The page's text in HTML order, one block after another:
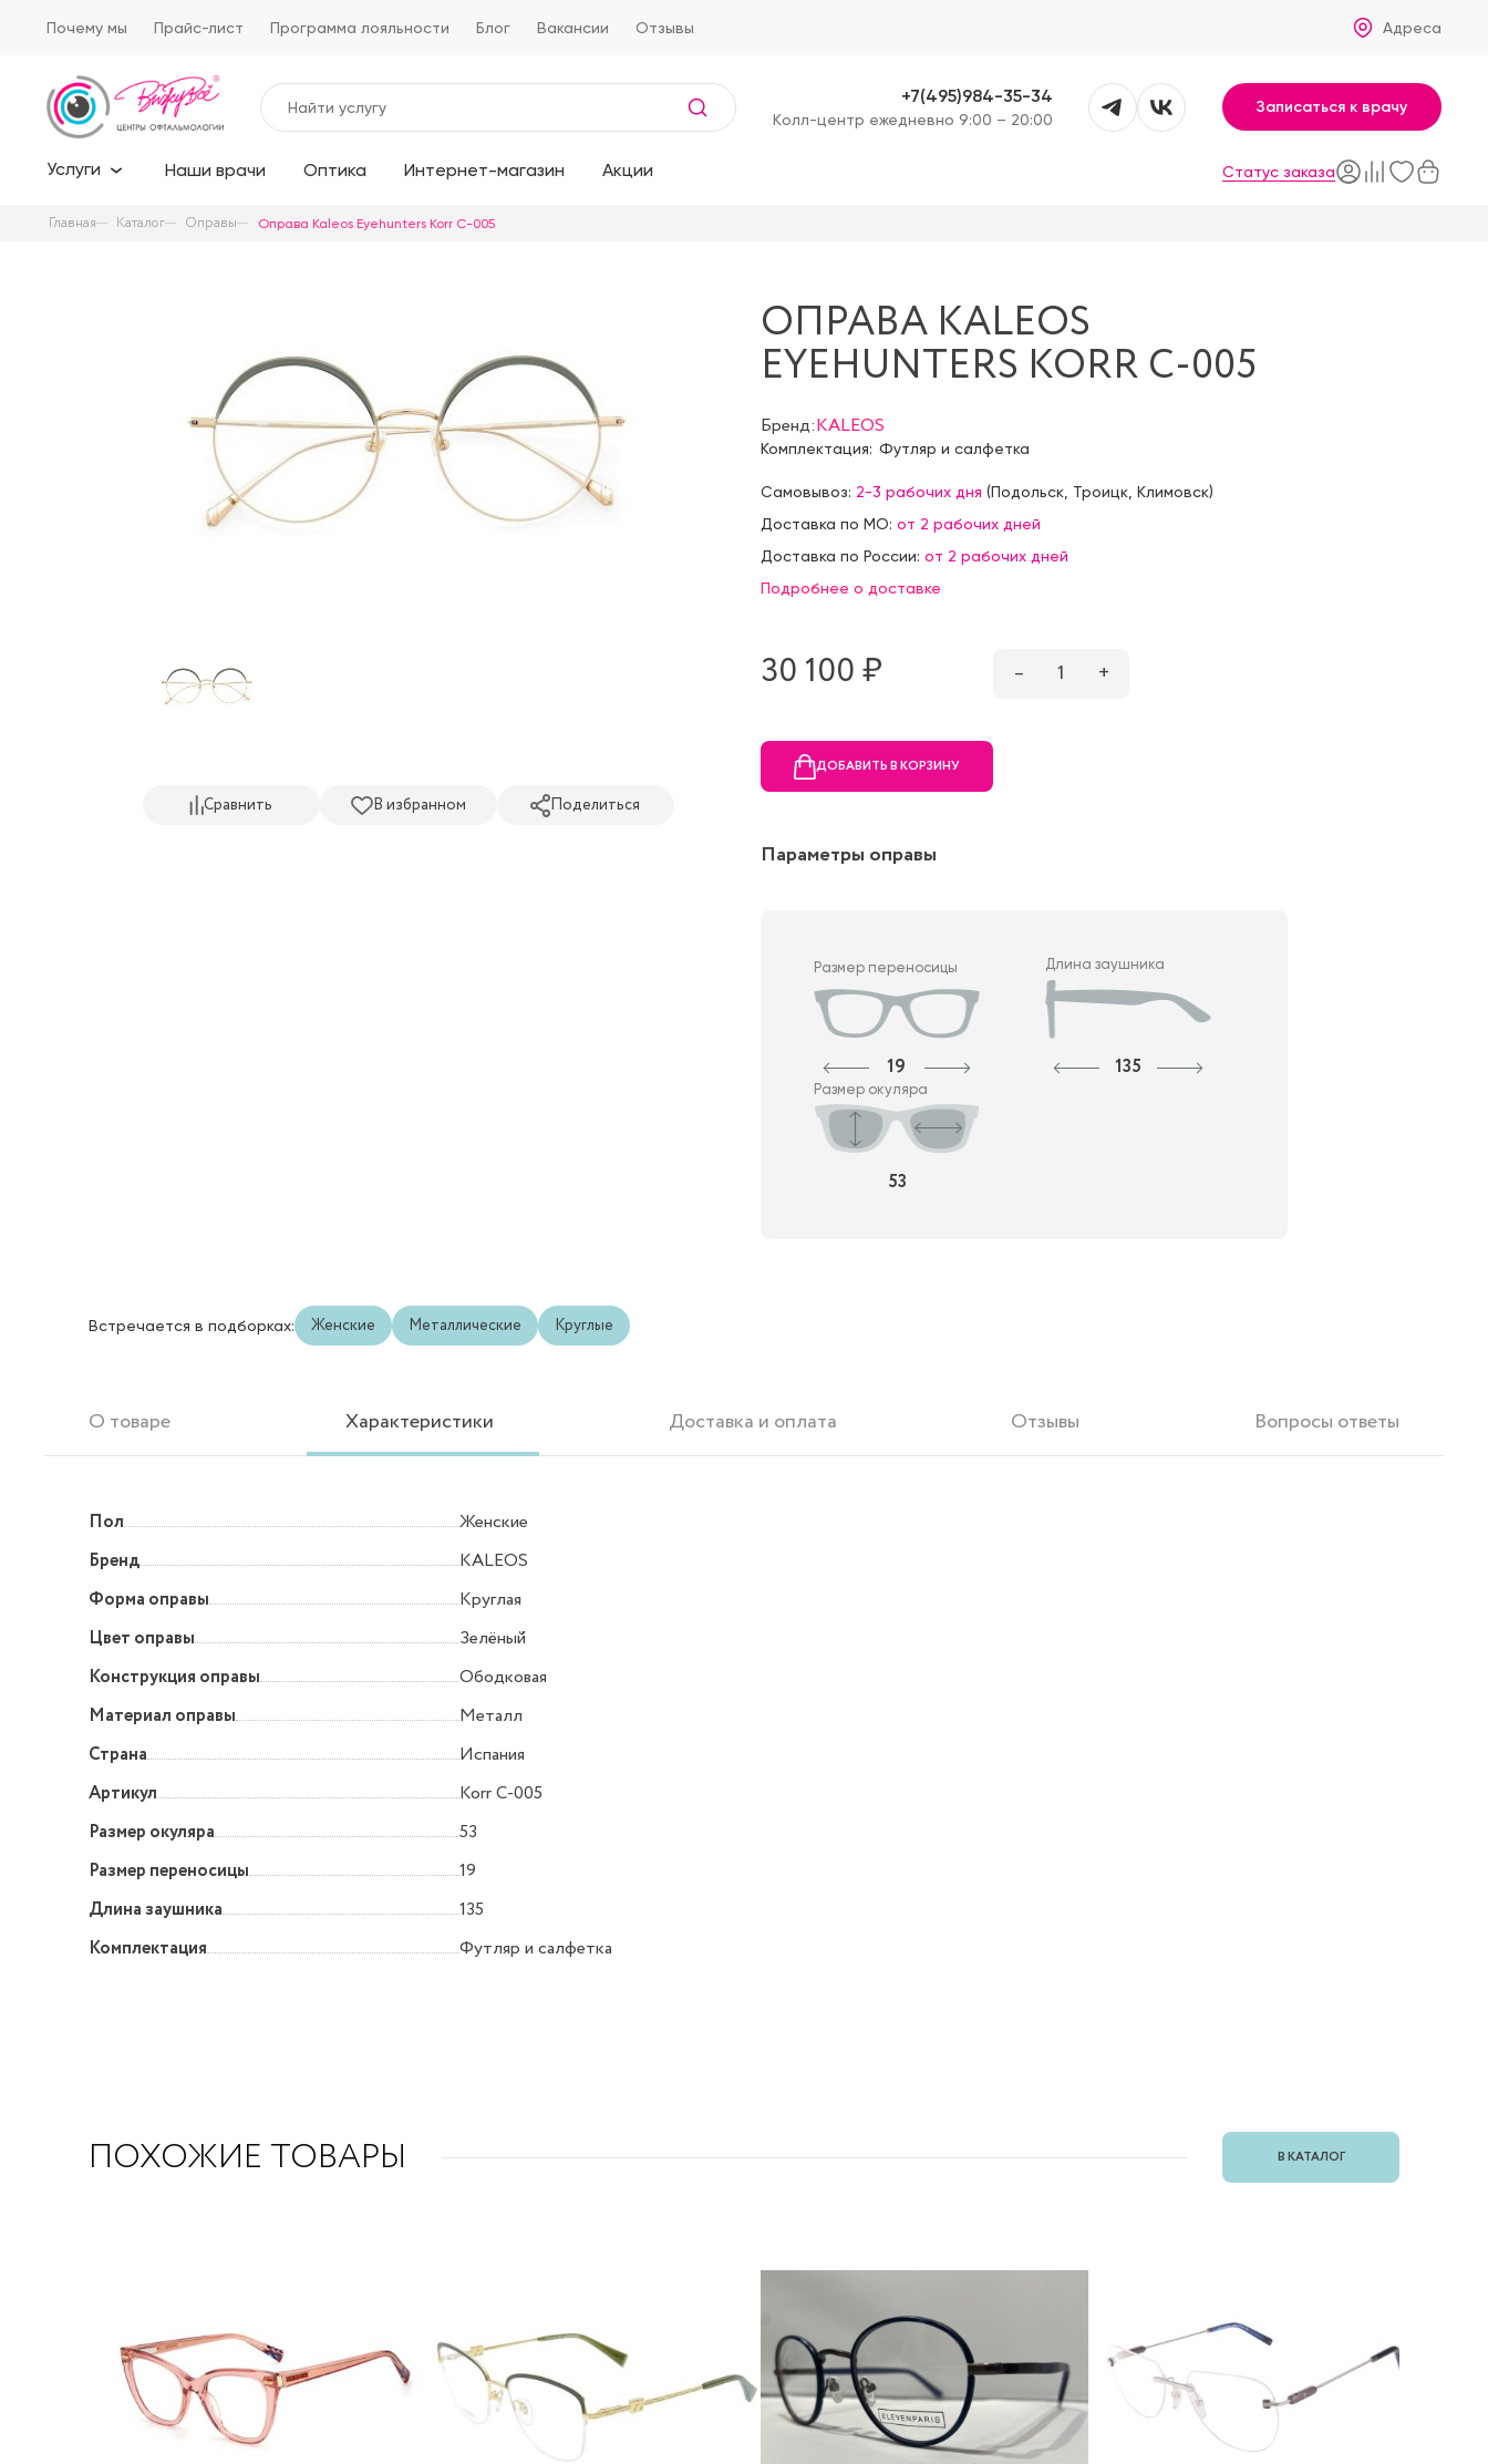
Почему мы Прайс-лист Программа лояльности Блог Вакансии Отзывы Адреса
+7(495)984-35-34
Kолл-центр ежедневно 9:00 – 20:00
Записаться к врачу
Услуги Наши врачи Оптика Интернет-магазин Акции Статус заказа
Главная Каталог Оправы Оправа Kaleos Eyehunters Korr C-005
Сравнить В избранном Поделиться
ОПРАВА KALEOS
EYEHUNTERS KORR C-005
Бренд:KALEOS
Комплектация: Футляр и салфетка
Самовывоз: 2-3 рабочих дня (Подольск, Троицк, Климовск)
Доставка по МО: от 2 рабочих дней
Доставка по России: от 2 рабочих дней
Подробнее о доставке
30 100 ₷ – 1 +
ДОБАВИТЬ В КОРЗИНУ
Параметры оправы
Размер переносицы
19
Длина заушника
135
Размер окуляра
53
Встречается в подборках: Женские Металлические Круглые
О товаре Характеристики Доставка и оплата Отзывы Вопросы ответы
Пол
Женские
Бренд
KALEOS
Форма оправы
Круглая
Цвет оправы
Зелёный
Конструкция оправы
Ободковая
Материал оправы
Металл
Страна
Испания
Артикул
Korr C-005
Размер окуляра
53
Размер переносицы
19
Длина заушника
135
Комплектация
Футляр и салфетка
ПОХОЖИЕ ТОВАРЫ В КАТАЛОГ